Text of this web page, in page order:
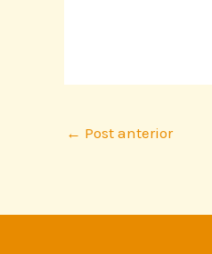
← Post anterior